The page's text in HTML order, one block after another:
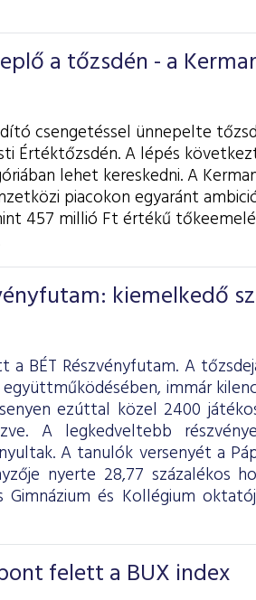
a tőzsdén - a
csengetéssel ünnepelte
Értéktőzsdén. A lépés
lehet kereskedni. A
piacokon egyaránt
457 millió Ft értékű
kiemelkedő
BÉT Részvényfutam. A
immár
ezúttal közel 2400
A legkedveltebb
A tanulók versenyét a
nyerte 28,77 százalékos
Gimnázium és Kollégium
felett a BUX index